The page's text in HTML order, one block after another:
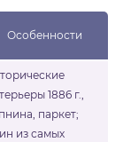
Особенности
1886 г.,
паркет;
из самых